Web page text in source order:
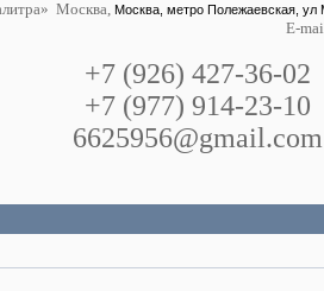
Москва, Москва, метро Полежаевская, ул
E-
+7 (926) 427-36-02
+7 (977) 914-23-10
6625956@gmail.com